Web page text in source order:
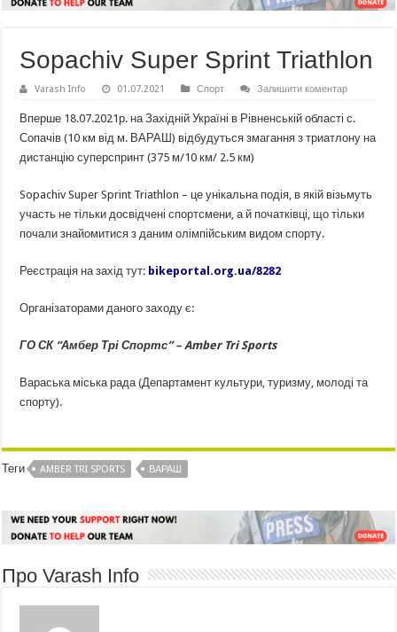
Sopachiv Super Sprint Triathlon
Varash Info 01.07.2021 Спорт Залишити коментар
Вперше 18.07.2021р. на Західній Україні в Рівненській області с.
Сопачів (10 км від м. ВАРАШ) відбудуться змагання з триатлону на
дистанцію суперспринт (375 м/10 км/ 2.5 км)
Sopachiv Super Sprint Triathlon – це унікальна подія, в якій візьмуть
участь не тільки досвідчені спортсмени, а й початківці, що тільки
почали знайомитися з даним олімпійським видом спорту.
Реєстрація на захід тут: bikeportal.org.ua/8282
Організаторами даного заходу є:
ГО СК “Амбер Трі Спортс” – Amber Tri Sports
Вараська міська рада (Департамент культури, туризму, молоді та
спорту).
Теги AMBER TRI SPORTS ВАРАШ
Про Varash Info